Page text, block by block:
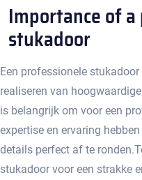
Importance of
stukadoor
Een professionele
realiseren van
is belangrijk om voor een
expertise en ervaring
details perfect af te ronden.​
stukadoor voor een strakke